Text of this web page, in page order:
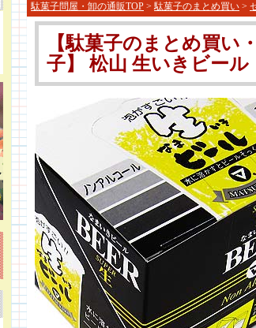
駄菓子問屋・卸の通販TOP >駄菓子のまとめ買い >
【駄菓子のまとめ買い
子】 松山 生いきビー